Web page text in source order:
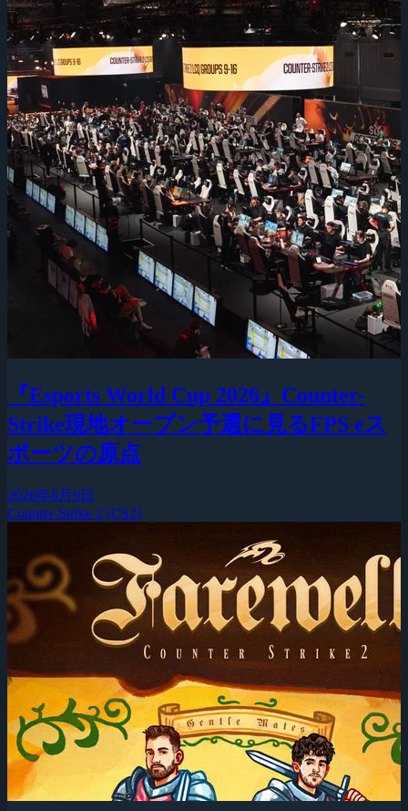
『Esports World Cup 2026』Counter-
Strike現地オープン予選に見るFPS eス
ポーツの原点
2026年8月9日
Counter-Strike 2 (CS2)